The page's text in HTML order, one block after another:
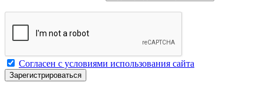
Согласен с условиями использования сайта